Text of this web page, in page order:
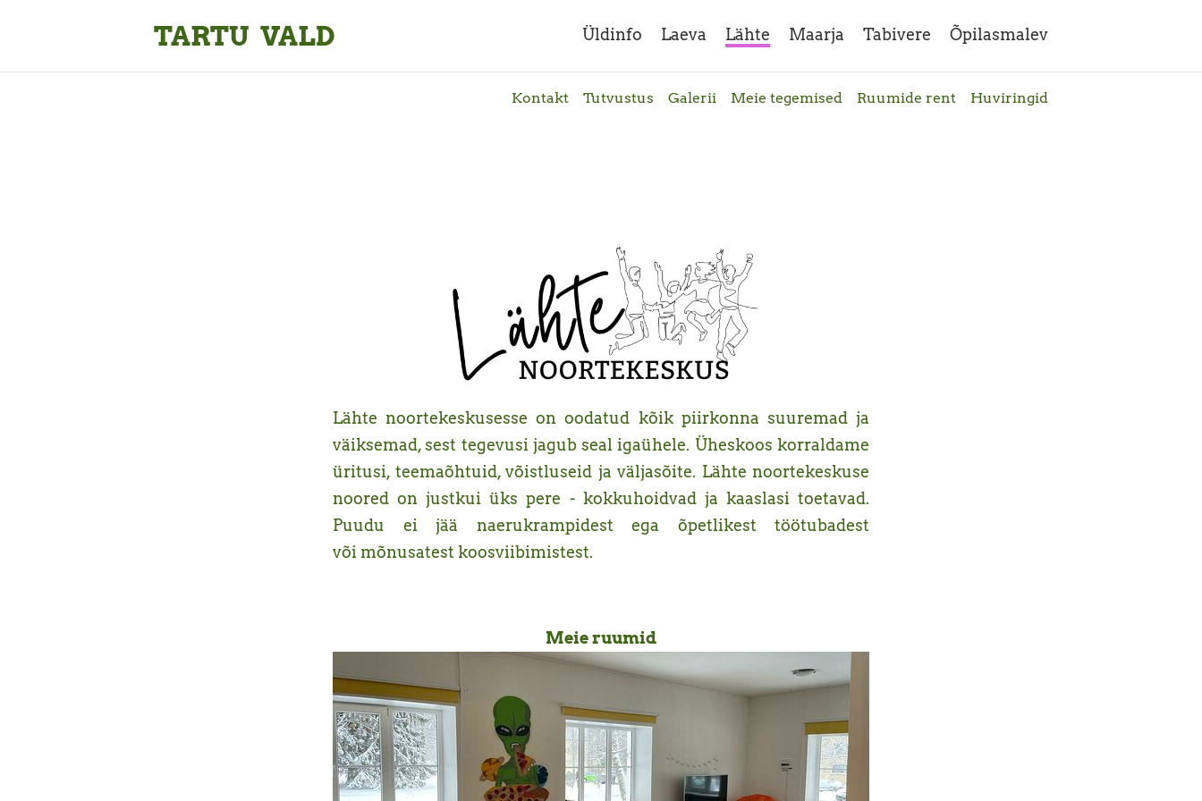
TARTU VALD Üldinfo Laeva Lähte Maarja Tabivere Õpilasmalev
Kontakt Tutvustus Galerii Meie tegemised Ruumide rent Huviringid
Lähte noortekeskusesse on oodatud kõik piirkonna suuremad ja
väiksemad, sest tegevusi jagub seal igaühele. Üheskoos korraldame
üritusi, teemaõhtuid, võistluseid ja väljasõite. Lähte noortekeskuse
noored on justkui üks pere - kokkuhoidvad ja kaaslasi toetavad.
Puudu ei jää naerukrampidest ega õpetlikest töötubadest
või mõnusatest koosviibimistest.
Meie ruumid